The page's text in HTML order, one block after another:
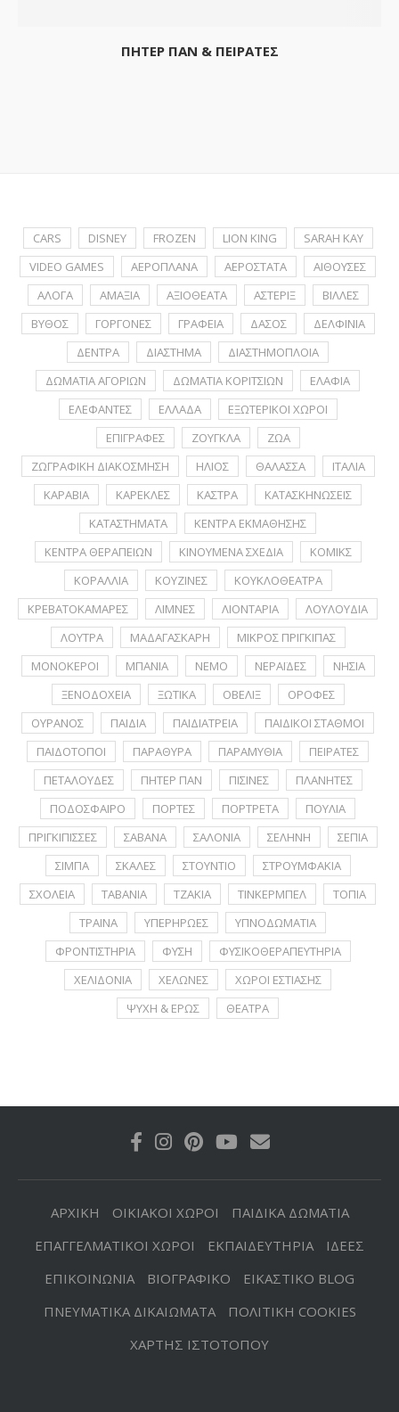
ΠΗΤΕΡ ΠΑΝ & ΠΕΙΡΑΤΕΣ
CARS DISNEY FROZEN LION KING
SARAH KAY
VIDEO GAMES
ΑΕΡΟΠΛΑΝΑ ΑΕΡΟΣΤΑΤΑ
ΑΙΘΟΥΣΕΣ
ΑΛΟΓΑ
ΑΜΑΞΙΑ ΑΞΙΟΘΕΑΤΑ ΑΣΤΕΡΙΞ
ΒΙΛΛΕΣ
ΒΥΘΟΣ
ΓΟΡΓΟΝΕΣ ΓΡΑΦΕΙΑ ΔΑΣΟΣ
ΔΕΛΦΙΝΙΑ
ΔΕΝΤΡΑ
ΔΙΑΣΤΗΜΑ
ΔΙΑΣΤΗΜΟΠΛΟΙΑ
ΔΩΜΑΤΙΑ ΑΓΟΡΙΩΝ
ΔΩΜΑΤΙΑ ΚΟΡΙΤΣΙΩΝ
ΕΛΑΦΙΑ
ΕΛΕΦΑΝΤΕΣ
ΕΛΛΑΔΑ
ΕΞΩΤΕΡΙΚΟΙ ΧΩΡΟΙ
ΕΠΙΓΡΑΦΕΣ
ΖΟΥΓΚΛΑ
ΖΩΑ
ΖΩΓΡΑΦΙΚΗ ΔΙΑΚΟΣΜΗΣΗ
ΗΛΙΟΣ ΘΑΛΑΣΣΑ
ΙΤΑΛΙΑ
ΚΑΡΑΒΙΑ
ΚΑΡΕΚΛΕΣ ΚΑΣΤΡΑ
ΚΑΤΑΣΚΗΝΩΣΕΙΣ
ΚΑΤΑΣΤΗΜΑΤΑ
ΚΕΝΤΡΑ ΕΚΜΑΘΗΣΗΣ
ΚΕΝΤΡΑ ΘΕΡΑΠΕΙΩΝ
ΚΙΝΟΥΜΕΝΑ ΣΧΕΔΙΑ
ΚΟΜΙΚΣ
ΚΟΡΑΛΛΙΑ
ΚΟΥΖΙΝΕΣ
ΚΟΥΚΛΟΘΕΑΤΡΑ
ΚΡΕΒΑΤΟΚΑΜΑΡΕΣ
ΛΙΜΝΕΣ ΛΙΟΝΤΑΡΙΑ
ΛΟΥΛΟΥΔΙΑ
ΛΟΥΤΡΑ
ΜΑΔΑΓΑΣΚΑΡΗ
ΜΙΚΡΟΣ ΠΡΙΓΚΙΠΑΣ
ΜΟΝΟΚΕΡΟΙ
ΜΠΑΝΙΑ ΝΕΜΟ ΝΕΡΑΪΔΕΣ
ΝΗΣΙΑ
ΞΕΝΟΔΟΧΕΙΑ
ΞΩΤΙΚΑ ΟΒΕΛΙΞ
ΟΡΟΦΕΣ
ΟΥΡΑΝΟΣ
ΠΑΙΔΙΑ ΠΑΙΔΙΑΤΡΕΙΑ
ΠΑΙΔΙΚΟΙ ΣΤΑΘΜΟΙ
ΠΑΙΔΟΤΟΠΟΙ
ΠΑΡΑΘΥΡΑ ΠΑΡΑΜΥΘΙΑ
ΠΕΙΡΑΤΕΣ
ΠΕΤΑΛΟΥΔΕΣ
ΠΗΤΕΡ ΠΑΝ ΠΙΣΙΝΕΣ
ΠΛΑΝΗΤΕΣ
ΠΟΔΟΣΦΑΙΡΟ
ΠΟΡΤΕΣ ΠΟΡΤΡΕΤA
ΠΟΥΛΙΑ
ΠΡΙΓΚΙΠΙΣΣΕΣ
ΣΑΒΑΝΑ ΣΑΛΟΝΙΑ ΣΕΛΗΝΗ
ΣΕΠΙΑ
ΣΙΜΠΑ
ΣΚΑΛΕΣ ΣΤΟΥΝΤΙΟ
ΣΤΡΟΥΜΦΑΚΙΑ
ΣΧΟΛΕΙΑ
ΤΑΒΑΝΙΑ ΤΖΑΚΙΑ ΤΙΝΚΕΡΜΠΕΛ
ΤΟΠΙΑ
ΤΡΑΙΝΑ
ΥΠΕΡΗΡΩΕΣ
ΥΠΝΟΔΩΜΑΤΙΑ
ΦΡΟΝΤΙΣΤΗΡΙΑ
ΦΥΣΗ
ΦΥΣΙΚΟΘΕΡΑΠΕΥΤΗΡΙΑ
ΧΕΛΙΔΟΝΙΑ
ΧΕΛΩΝΕΣ
ΧΩΡΟΙ ΕΣΤΙΑΣΗΣ
ΨΥΧΗ & ΕΡΩΣ
ΘΕΑΤΡΑ
ΑΡΧΙΚΗ ΟΙΚΙΑΚΟΙ ΧΩΡΟΙ
ΠΑΙΔΙΚΑ ΔΩΜΑΤΙΑ
ΕΠΑΓΓΕΛΜΑΤΙΚΟΙ ΧΩΡΟΙ
ΕΚΠΑΙΔΕΥΤΗΡΙΑ
ΙΔΕΕΣ
ΕΠΙΚΟΙΝΩΝΙΑ
ΒΙΟΓΡΑΦΙΚΟ
ΕΙΚΑΣΤΙΚΟ BLOG
ΠΝΕΥΜΑΤΙΚΑ ΔΙΚΑΙΩΜΑΤΑ
ΠΟΛΙΤΙΚΗ COOKIES
ΧΑΡΤΗΣ ΙΣΤΟΤΟΠΟΥ